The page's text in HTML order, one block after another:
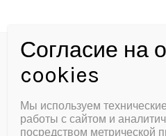
Политика
Мы используем
работы с сайтом и
посредством метрической